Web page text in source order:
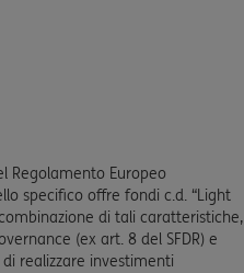
Regolamento Europeo
specifico offre fondi c.d. “Light
di tali caratteristiche,
(ex art. 8 del SFDR) e
realizzare investimenti